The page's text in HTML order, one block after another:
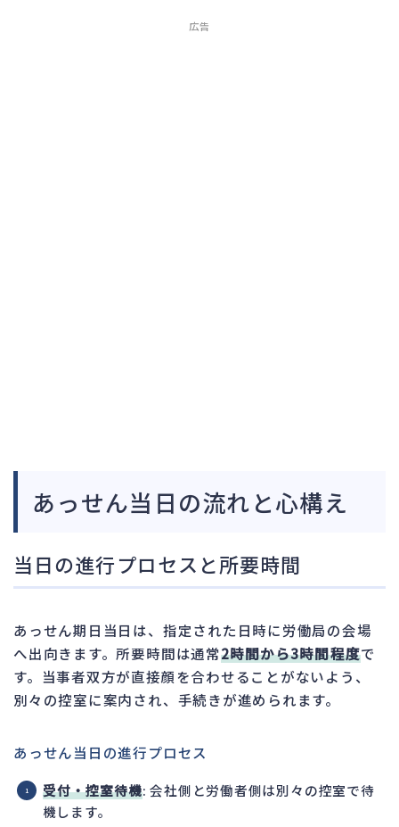
広告
あっせん当日の流れと心構え
当日の進行プロセスと所要時間
あっせん期日当日は、指定された日時に労働局の会場
へ出向きます。所要時間は通常2時間から3時間程度で
す。当事者双方が直接顔を合わせることがないよう、
別々の控室に案内され、手続きが進められます。
あっせん当日の進行プロセス
受付・控室待機: 会社側と労働者側は別々の控室で待
機します。